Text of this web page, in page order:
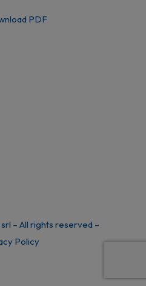
PDF
– All rights reserved –
Policy